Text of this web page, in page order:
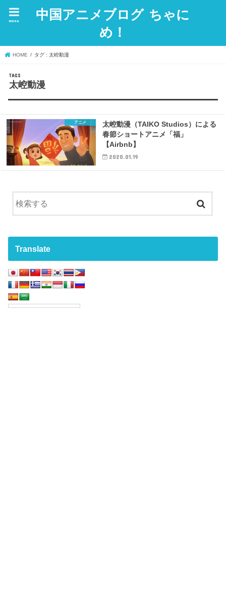
中国アニメブログ ちゃに
め！
menu
HOME タグ : 太崆動漫
太崆動漫
アニメ
太崆動漫（TAIKO Studios）による
春節ショートアニメ「福」
【Airbnb】
2020.01.19
Translate